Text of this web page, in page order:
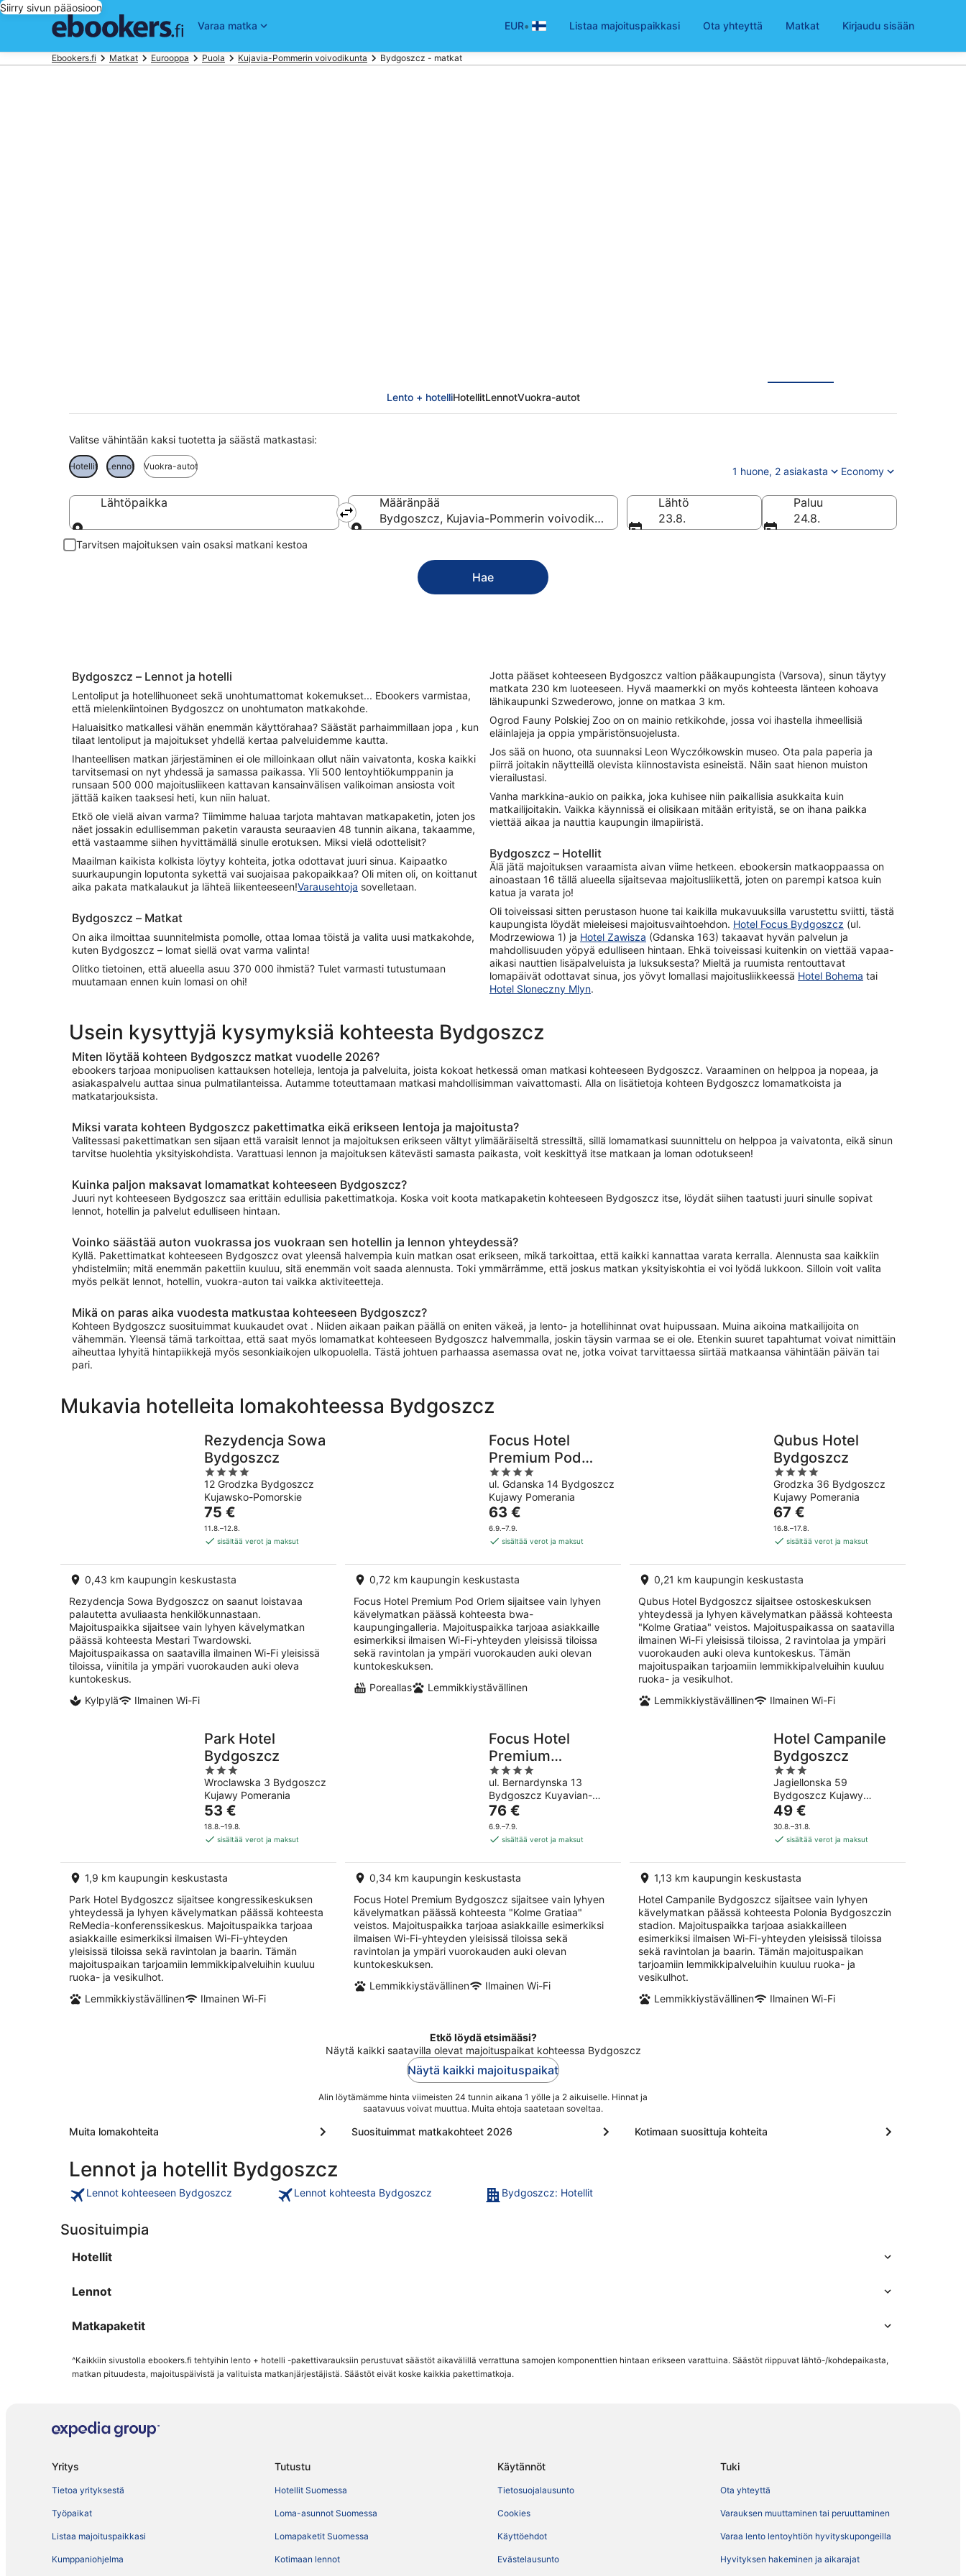
Siirry sivun pääosioon
Varaa matka
EUR• Listaa majoituspaikkasi Ota yhteyttä Matkat Kirjaudu sisään
Ebookers.fi Matkat Eurooppa Puola Kujavia-Pommerin voivodikunta Bydgoszcz - matkat
Lento + hotelliHotellitLennotVuokra-autot
Valitse vähintään kaksi tuotetta ja säästä matkastasi:
Hotellit Lennot Vuokra-autot 1 huone, 2 asiakasta Economy
Lähtöpaikka
Lähtöpaikka
Määränpää
Bydgoszcz, Kujavia-Pommerin voivodikunta, Puola
Lähtö
23.8.
Paluu
24.8.
Tarvitsen majoituksen vain osaksi matkani kestoa
Hae
Bydgoszcz – Lennot ja hotelli
Lentoliput ja hotellihuoneet sekä unohtumattomat kokemukset... Ebookers varmistaa,
että mielenkiintoinen Bydgoszcz on unohtumaton matkakohde.
Haluaisitko matkallesi vähän enemmän käyttörahaa? Säästät parhaimmillaan jopa , kun
tilaat lentoliput ja majoitukset yhdellä kertaa palveluidemme kautta.
Ihanteellisen matkan järjestäminen ei ole milloinkaan ollut näin vaivatonta, koska kaikki
tarvitsemasi on nyt yhdessä ja samassa paikassa. Yli 500 lentoyhtiökumppanin ja
runsaan 500 000 majoitusliikeen kattavan kansainvälisen valikoiman ansiosta voit
jättää kaiken taaksesi heti, kun niin haluat.
Etkö ole vielä aivan varma? Tiimimme haluaa tarjota mahtavan matkapaketin, joten jos
näet jossakin edullisemman paketin varausta seuraavien 48 tunnin aikana, takaamme,
että vastaamme siihen hyvittämällä sinulle erotuksen. Miksi vielä odottelisit?
Maailman kaikista kolkista löytyy kohteita, jotka odottavat juuri sinua. Kaipaatko
suurkaupungin loputonta sykettä vai suojaisaa pakopaikkaa? Oli miten oli, on koittanut
aika pakata matkalaukut ja lähteä liikenteeseen!Varausehtoja sovelletaan.
Bydgoszcz – Matkat
On aika ilmoittaa suunnitelmista pomolle, ottaa lomaa töistä ja valita uusi matkakohde,
kuten Bydgoszcz – lomat siellä ovat varma valinta!
Olitko tietoinen, että alueella asuu 370 000 ihmistä? Tulet varmasti tutustumaan
muutamaan ennen kuin lomasi on ohi!
Jotta pääset kohteeseen Bydgoszcz valtion pääkaupungista (Varsova), sinun täytyy
matkata 230 km luoteeseen. Hyvä maamerkki on myös kohteesta länteen kohoava
lähikaupunki Szwederowo, jonne on matkaa 3 km.
Ogrod Fauny Polskiej Zoo on on mainio retkikohde, jossa voi ihastella ihmeellisiä
eläinlajeja ja oppia ympäristönsuojelusta.
Jos sää on huono, ota suunnaksi Leon Wyczółkowskin museo. Ota pala paperia ja
piirrä joitakin näytteillä olevista kiinnostavista esineistä. Näin saat hienon muiston
vierailustasi.
Vanha markkina-aukio on paikka, joka kuhisee niin paikallisia asukkaita kuin
matkailijoitakin. Vaikka käynnissä ei olisikaan mitään erityistä, se on ihana paikka
viettää aikaa ja nauttia kaupungin ilmapiiristä.
Bydgoszcz – Hotellit
Älä jätä majoituksen varaamista aivan viime hetkeen. ebookersin matkaoppaassa on
ainoastaan 16 tällä alueella sijaitsevaa majoitusliikettä, joten on parempi katsoa kuin
katua ja varata jo!
Oli toiveissasi sitten perustason huone tai kaikilla mukavuuksilla varustettu sviitti, tästä
kaupungista löydät mieleisesi majoitusvaihtoehdon. Hotel Focus Bydgoszcz (ul.
Modrzewiowa 1) ja Hotel Zawisza (Gdanska 163) takaavat hyvän palvelun ja
mahdollisuuden yöpyä edulliseen hintaan. Ehkä toiveissasi kuitenkin on viettää vapaa-
aikasi nauttien lisäpalveluista ja luksuksesta? Mieltä ja ruumista rentouttavat
lomapäivät odottavat sinua, jos yövyt lomallasi majoitusliikkeessä Hotel Bohema tai
Hotel Sloneczny Mlyn.
Usein kysyttyjä kysymyksiä kohteesta Bydgoszcz
Miten löytää kohteen Bydgoszcz matkat vuodelle 2026?
ebookers tarjoaa monipuolisen kattauksen hotelleja, lentoja ja palveluita, joista kokoat hetkessä oman matkasi kohteeseen Bydgoszcz. Varaaminen on helppoa ja nopeaa, ja
asiakaspalvelu auttaa sinua pulmatilanteissa. Autamme toteuttamaan matkasi mahdollisimman vaivattomasti. Alla on lisätietoja kohteen Bydgoszcz lomamatkoista ja
matkatarjouksista.
Miksi varata kohteen Bydgoszcz pakettimatka eikä erikseen lentoja ja majoitusta?
Valitessasi pakettimatkan sen sijaan että varaisit lennot ja majoituksen erikseen vältyt ylimääräiseltä stressiltä, sillä lomamatkasi suunnittelu on helppoa ja vaivatonta, eikä sinun
tarvitse huolehtia yksityiskohdista. Varattuasi lennon ja majoituksen kätevästi samasta paikasta, voit keskittyä itse matkaan ja loman odotukseen!
Kuinka paljon maksavat lomamatkat kohteeseen Bydgoszcz?
Juuri nyt kohteeseen Bydgoszcz saa erittäin edullisia pakettimatkoja. Koska voit koota matkapaketin kohteeseen Bydgoszcz itse, löydät siihen taatusti juuri sinulle sopivat
lennot, hotellin ja palvelut edulliseen hintaan.
Voinko säästää auton vuokrassa jos vuokraan sen hotellin ja lennon yhteydessä?
Kyllä. Pakettimatkat kohteeseen Bydgoszcz ovat yleensä halvempia kuin matkan osat erikseen, mikä tarkoittaa, että kaikki kannattaa varata kerralla. Alennusta saa kaikkiin
yhdistelmiin; mitä enemmän pakettiin kuuluu, sitä enemmän voit saada alennusta. Toki ymmärrämme, että joskus matkan yksityiskohtia ei voi lyödä lukkoon. Silloin voit valita
myös pelkät lennot, hotellin, vuokra-auton tai vaikka aktiviteetteja.
Mikä on paras aika vuodesta matkustaa kohteeseen Bydgoszcz?
Kohteen Bydgoszcz suosituimmat kuukaudet ovat . Niiden aikaan paikan päällä on eniten väkeä, ja lento- ja hotellihinnat ovat huipussaan. Muina aikoina matkailijoita on
vähemmän. Yleensä tämä tarkoittaa, että saat myös lomamatkat kohteeseen Bydgoszcz halvemmalla, joskin täysin varmaa se ei ole. Etenkin suuret tapahtumat voivat nimittäin
aiheuttaa lyhyitä hintapiikkejä myös sesonkiaikojen ulkopuolella. Tästä johtuen parhaassa asemassa ovat ne, jotka voivat tarvittaessa siirtää matkaansa vähintään päivän tai
pari.
Mukavia hotelleita lomakohteessa Bydgoszcz
Rezydencja Sowa
Bydgoszcz
4
out
of
5
12 Grodzka Bydgoszcz
Kujawsko-Pomorskie
Hinta
on
75 €
yö
75 €
11.8.–12.8.
sisältää verot ja maksut
0,43 km kaupungin keskustasta
Rezydencja Sowa Bydgoszcz on saanut loistavaa
palautetta avuliaasta henkilökunnastaan.
Majoituspaikka sijaitsee vain lyhyen kävelymatkan
päässä kohteesta Mestari Twardowski.
Majoituspaikassa on saatavilla ilmainen Wi-Fi yleisissä
tiloissa, viinitila ja ympäri vuorokauden auki oleva
kuntokeskus.
Kylpylä
Ilmainen Wi-Fi
Focus Hotel
Premium Pod
Orlem
4
out
of
5
ul. Gdanska 14 Bydgoszcz
Kujawy Pomerania
Hinta
on
63 €
yö
63 €
6.9.–7.9.
sisältää verot ja maksut
0,72 km kaupungin keskustasta
Focus Hotel Premium Pod Orlem sijaitsee vain lyhyen
kävelymatkan päässä kohteesta bwa-
kaupungingalleria. Majoituspaikka tarjoaa asiakkaille
esimerkiksi ilmaisen Wi-Fi-yhteyden yleisissä tiloissa
sekä ravintolan ja ympäri vuorokauden auki olevan
kuntokeskuksen.
Poreallas
Lemmikkiystävällinen
Qubus Hotel
Bydgoszcz
4
out
of
5
Grodzka 36 Bydgoszcz
Kujawy Pomerania
Hinta
on
67 €
yö
67 €
16.8.–17.8.
sisältää verot ja maksut
0,21 km kaupungin keskustasta
Qubus Hotel Bydgoszcz sijaitsee ostoskeskuksen
yhteydessä ja lyhyen kävelymatkan päässä kohteesta
"Kolme Gratiaa" veistos. Majoituspaikassa on saatavilla
ilmainen Wi-Fi yleisissä tiloissa, 2 ravintolaa ja ympäri
vuorokauden auki oleva kuntokeskus. Tämän
majoituspaikan tarjoamiin lemmikkipalveluihin kuuluu
ruoka- ja vesikulhot.
Lemmikkiystävällinen
Ilmainen Wi-Fi
Park Hotel
Bydgoszcz
3
out
of
5
Wroclawska 3 Bydgoszcz
Kujawy Pomerania
Hinta
on
53 €
yö
53 €
18.8.–19.8.
sisältää verot ja maksut
1,9 km kaupungin keskustasta
Park Hotel Bydgoszcz sijaitsee kongressikeskuksen
yhteydessä ja lyhyen kävelymatkan päässä kohteesta
ReMedia-konferenssikeskus. Majoituspaikka tarjoaa
asiakkaille esimerkiksi ilmaisen Wi-Fi-yhteyden
yleisissä tiloissa sekä ravintolan ja baarin. Tämän
majoituspaikan tarjoamiin lemmikkipalveluihin kuuluu
ruoka- ja vesikulhot.
Lemmikkiystävällinen
Ilmainen Wi-Fi
Focus Hotel
Premium
Bydgoszcz
4
out
of
5
ul. Bernardynska 13
Bydgoszcz Kuyavian-
Pomeranian Voivodeship
Hinta
on
76 €
yö
76 €
6.9.–7.9.
sisältää verot ja maksut
0,34 km kaupungin keskustasta
Focus Hotel Premium Bydgoszcz sijaitsee vain lyhyen
kävelymatkan päässä kohteesta "Kolme Gratiaa"
veistos. Majoituspaikka tarjoaa asiakkaille esimerkiksi
ilmaisen Wi-Fi-yhteyden yleisissä tiloissa sekä
ravintolan ja ympäri vuorokauden auki olevan
kuntokeskuksen.
Lemmikkiystävällinen
Ilmainen Wi-Fi
Hotel Campanile
Bydgoszcz
3
out
of
5
Jagiellonska 59
Bydgoszcz Kujawy
Pomerania
Hinta
on
49 €
yö
49 €
30.8.–31.8.
sisältää verot ja maksut
1,13 km kaupungin keskustasta
Hotel Campanile Bydgoszcz sijaitsee vain lyhyen
kävelymatkan päässä kohteesta Polonia Bydgoszczin
stadion. Majoituspaikka tarjoaa asiakkailleen
esimerkiksi ilmaisen Wi-Fi-yhteyden yleisissä tiloissa
sekä ravintolan ja baarin. Tämän majoituspaikan
tarjoamiin lemmikkipalveluihin kuuluu ruoka- ja
vesikulhot.
Lemmikkiystävällinen
Ilmainen Wi-Fi
Etkö löydä etsimääsi?
Näytä kaikki saatavilla olevat majoituspaikat kohteessa Bydgoszcz
Näytä kaikki majoituspaikat
Alin löytämämme hinta viimeisten 24 tunnin aikana 1 yölle ja 2 aikuiselle. Hinnat ja
saatavuus voivat muuttua. Muita ehtoja saatetaan soveltaa.
Muita lomakohteita Suosituimmat matkakohteet 2026 Kotimaan suosittuja kohteita
Lennot ja hotellit Bydgoszcz
Lennot kohteeseen Bydgoszcz Lennot kohteesta Bydgoszcz Bydgoszcz: Hotellit
Suosituimpia
Hotellit
Lennot
Matkapaketit
^Kaikkiin sivustolla ebookers.fi tehtyihin lento + hotelli -pakettivarauksiin perustuvat säästöt aikavälillä verrattuna samojen komponenttien hintaan erikseen varattuina. Säästöt riippuvat lähtö-/kohdepaikasta,
matkan pituudesta, majoituspäivistä ja valituista matkanjärjestäjistä. Säästöt eivät koske kaikkia pakettimatkoja.
Yritys
Tietoa yrityksestä
Työpaikat
Listaa majoituspaikkasi
Kumppaniohjelma
Tutustu
Hotellit Suomessa
Loma-asunnot Suomessa
Lomapaketit Suomessa
Kotimaan lennot
Käytännöt
Tietosuojalausunto
Cookies
Käyttöehdot
Evästelausunto
Tuki
Ota yhteyttä
Varauksen muuttaminen tai peruuttaminen
Varaa lento lentoyhtiön hyvityskupongeilla
Hyvityksen hakeminen ja aikarajat